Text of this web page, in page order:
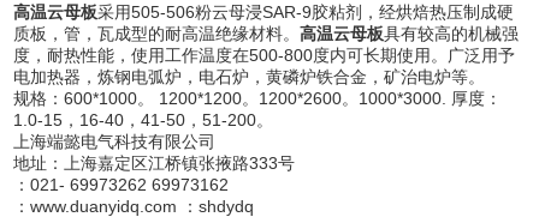
高温云母板采用505-506粉云母浸SAR-9胶粘剂，经烘焙热压制成硬
质板，管，瓦成型的耐高温绝缘材料。高温云母板具有较高的机械强
度，耐热性能，使用工作温度在500-800度内可长期使用。广泛用予
电加热器，炼钢电弧炉，电石炉，黄磷炉铁合金，矿治电炉等。
规格：600*1000。 1200*1200。1200*2600。1000*3000. 厚度：
1.0-15，16-40，41-50，51-200。
上海端懿电气科技有限公司
地址：上海嘉定区江桥镇张掖路333号
：021- 69973262 69973162
：www.duanyidq.com ：shdydq